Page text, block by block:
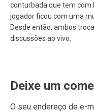
conturbada que tem com
jogador ficou com uma
Desde então, ambos
discussões ao vivo.
Deixe um
O seu endereço de e-